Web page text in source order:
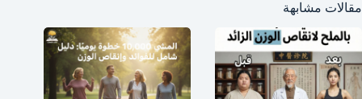
مقالات مشابهة